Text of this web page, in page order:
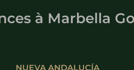
à Marbella
NUEVA ANDALUCÍA